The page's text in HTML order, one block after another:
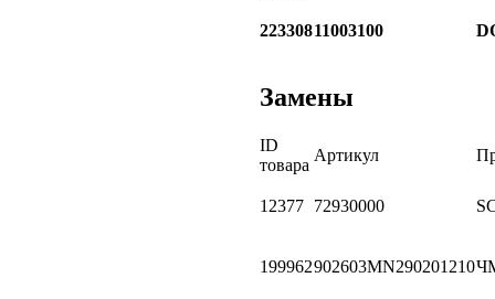
22330811003100
Замены
ID
товара
Артикул
12377 72930000
199962902603MN290201210